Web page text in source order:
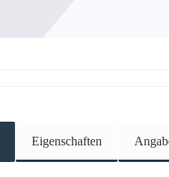
Eigenschaften